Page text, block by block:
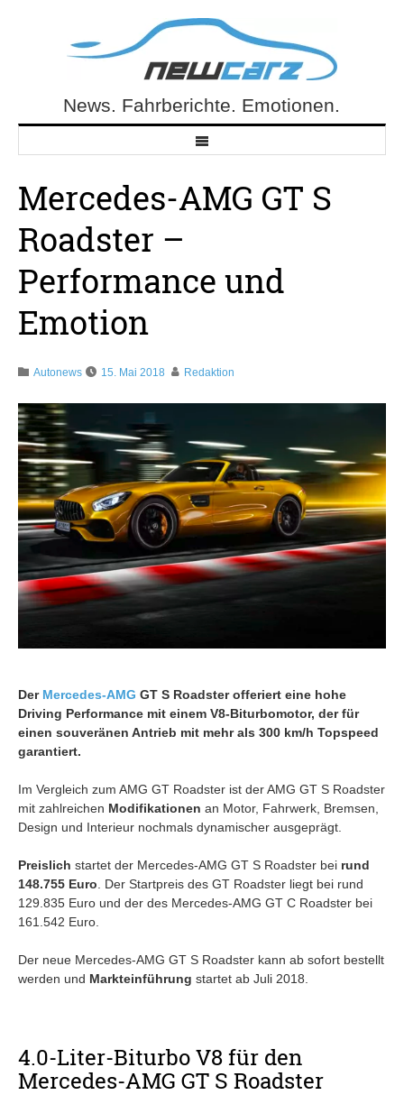
NewCarz.deNews. Fahrberichte. Emotionen.
Mercedes-AMG GT S
Roadster –
Performance und
Emotion
Autonews 15. Mai 2018 Redaktion
Der Mercedes-AMG GT S Roadster offeriert eine hohe
Driving Performance mit einem V8-Biturbomotor, der für
einen souveränen Antrieb mit mehr als 300 km/h Topspeed
garantiert.
Im Vergleich zum AMG GT Roadster ist der AMG GT S Roadster
mit zahlreichen Modifikationen an Motor, Fahrwerk, Bremsen,
Design und Interieur nochmals dynamischer ausgeprägt.
Preislich startet der Mercedes-AMG GT S Roadster bei rund
148.755 Euro . Der Startpreis des GT Roadster liegt bei rund
129.835 Euro und der des Mercedes-AMG GT C Roadster bei
161.542 Euro.
Der neue Mercedes-AMG GT S Roadster kann ab sofort bestellt
werden und Markteinführung startet ab Juli 2018.
4.0-Liter-Biturbo V8 für den
Mercedes-AMG GT S Roadster